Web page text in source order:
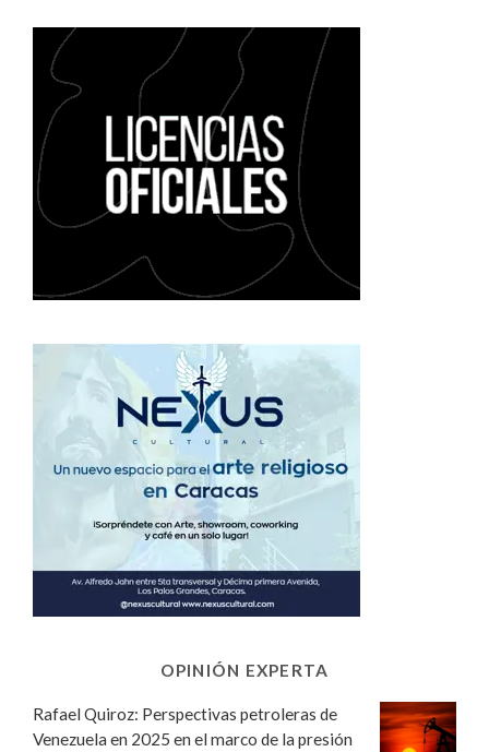
OPINIÓN EXPERTA
Rafael Quiroz: Perspectivas petroleras de
Venezuela en 2025 en el marco de la presión